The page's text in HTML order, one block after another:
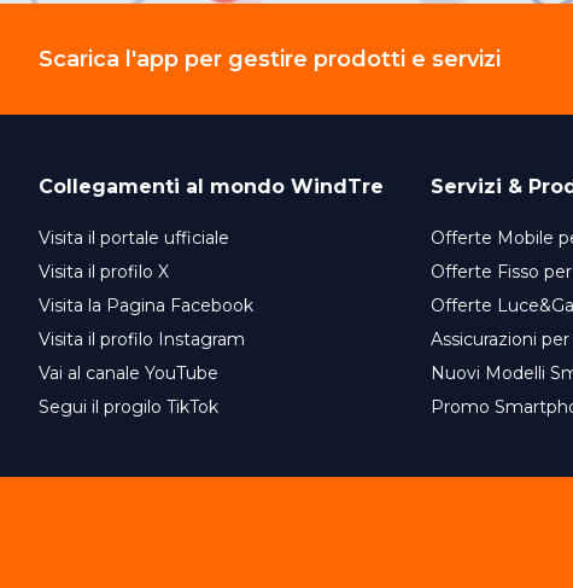
Scarica l'app per gestire prodotti e servizi
Collegamenti al mondo WindTre
Visita il portale ufficiale
Visita il profilo X
Visita la Pagina Facebook
Visita il profilo Instagram
Vai al canale YouTube
Segui il progilo TikTok
Servizi &
Offerte Mobile
Offerte Fisso
Offerte
Assicurazioni
Nuovi Modelli
Promo